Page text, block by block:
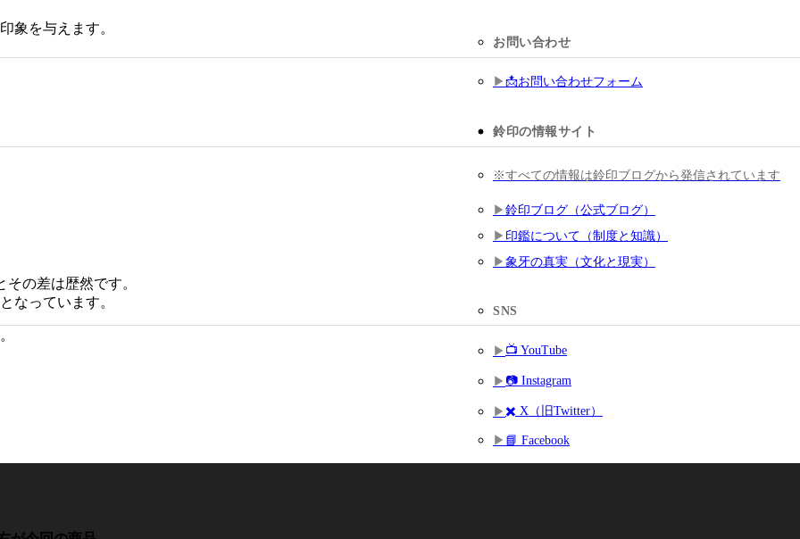
象を与えます。
の差は歴然です。
なっています。
お問い合わせ
📩お問い合わせフォーム
鈴印の情報サイト
※すべての情報は鈴印ブログから発信されています
鈴印ブログ（公式ブログ）
印鑑について（制度と知識）
象牙の真実（文化と現実）
SNS
📺 YouTube
📷 Instagram
✖️ X（旧Twitter）
📘 Facebook